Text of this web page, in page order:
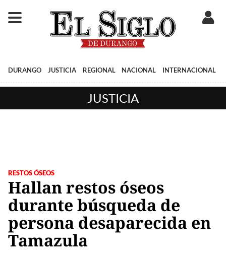
DURANGO JUSTICIA REGIONAL NACIONAL INTERNACIONAL
JUSTICIA
RESTOS ÓSEOS
Hallan restos óseos
durante búsqueda de
persona desaparecida en
Tamazula